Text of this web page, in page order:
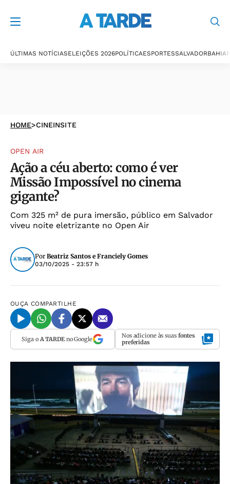
ÚLTIMAS NOTÍCIASELEIÇÕES 2026POLÍTICAESPORTESSALVADORBAHIA
HOME>CINEINSITE
OPEN AIR
Ação a céu aberto: como é ver
Missão Impossível no cinema
gigante?
Com 325 m² de pura imersão, público em Salvador
viveu noite eletrizante no Open Air
Por Beatriz Santos e Franciely Gomes
03/10/2025 - 23:57 h
OUÇA COMPARTILHE
Siga o A TARDEno Google Nos adicione às suas fontes
preferidas